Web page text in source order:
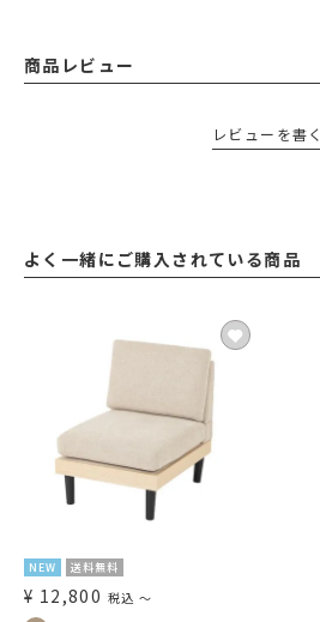
商品レビュー
レビューを書く
よく一緒にご購入されている商品
NEW 送料無料
¥ 12,800 税込 〜